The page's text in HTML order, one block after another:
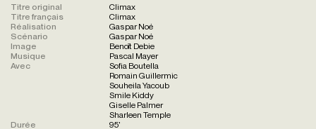
Titre original
Climax
Titre français
Climax
Réalisation
Gaspar Noé
Scénario
Gaspar Noé
Image
Benoît Debie
Musique
Pascal Mayer
Avec
Sofia Boutella
Romain Guillermic
Souheila Yacoub
Smile Kiddy
Giselle Palmer
Sharleen Temple
Durée
95'